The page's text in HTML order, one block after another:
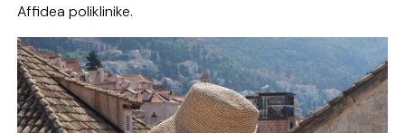
Affidea poliklinike.